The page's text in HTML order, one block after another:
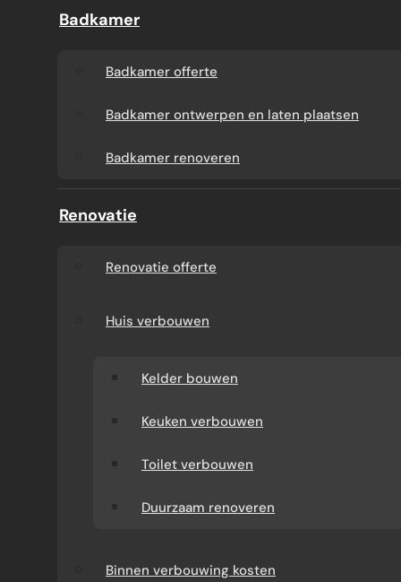
Badkamer
Badkamer offerte
Badkamer ontwerpen en laten plaatsen
Badkamer renoveren
Renovatie
Renovatie offerte
Huis verbouwen
Kelder bouwen
Keuken verbouwen
Toilet verbouwen
Duurzaam renoveren
Binnen verbouwing kosten